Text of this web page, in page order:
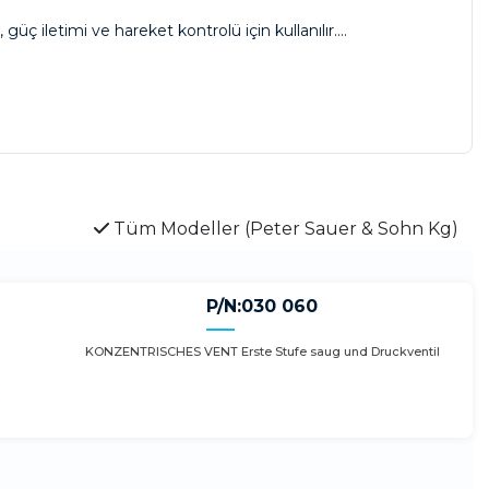
iletimi ve hareket kontrolü için kullanılır.
otomasyon ve enerji sektörlerinde yaygın olarak
artırmayı hedefler.
Tüm Modeller (Peter Sauer & Sohn Kg)
P/N:030 060
KONZENTRISCHES VENT Erste Stufe saug und Druckventil